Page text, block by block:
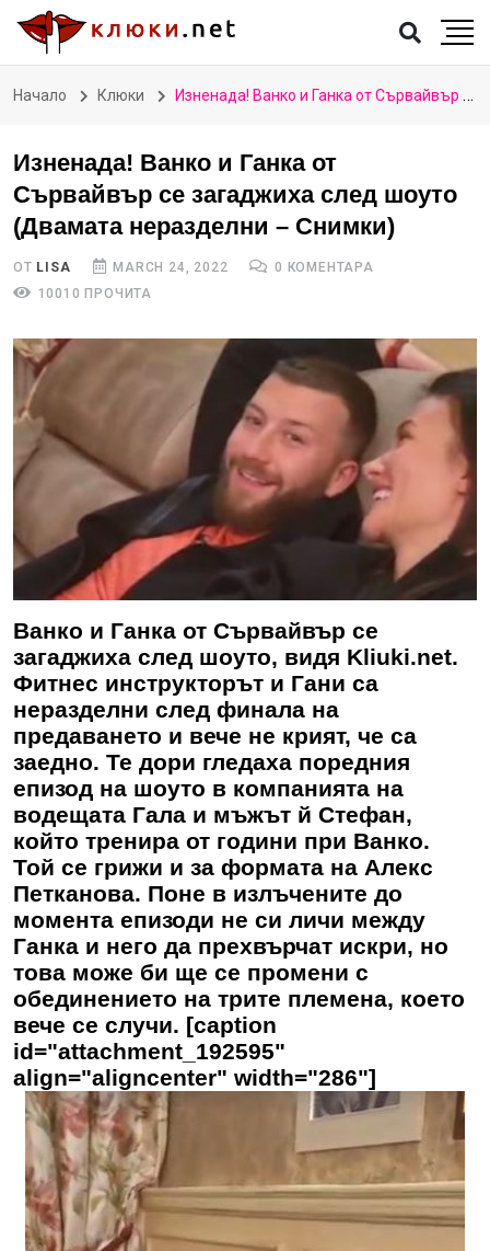
Начало Клюки Изненада! Ванко и Ганка от Сървайвър се загаджиха след шоуто (Двамата неразделни – Снимки)
Изненада! Ванко и Ганка от
Сървайвър се загаджиха след шоуто
(Двамата неразделни – Снимки)
ОТ LISA MARCH 24, 2022
0 КОМЕНТАРА
10010 ПРОЧИТА
Ванко и Ганка от Сървайвър се
загаджиха след шоуто, видя Kliuki.net.
Фитнес инструкторът и Гани са
неразделни след финала на
предаването и вече не крият, че са
заедно. Те дори гледаха поредния
епизод на шоуто в компанията на
водещата Гала и мъжът й Стефан,
който тренира от години при Ванко.
Той се грижи и за формата на Алекс
Петканова. Поне в излъчените до
момента епизоди не си личи между
Ганка и него да прехвърчат искри, но
това може би ще се промени с
обединението на трите племена, което
вече се случи. [caption
id="attachment_192595"
align="aligncenter" width="286"]